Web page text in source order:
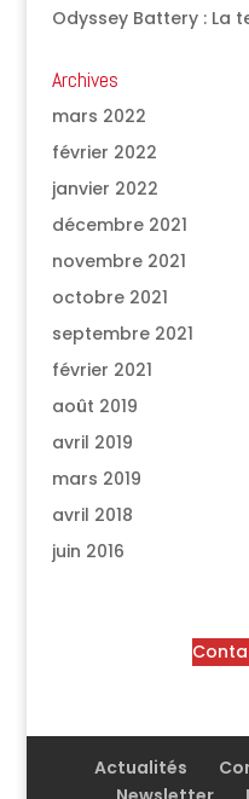
Odyssey Battery : La
Archives
mars 2022
février 2022
janvier 2022
décembre 2021
novembre 2021
octobre 2021
septembre 2021
février 2021
août 2019
avril 2019
mars 2019
avril 2018
juin 2016
Actualités